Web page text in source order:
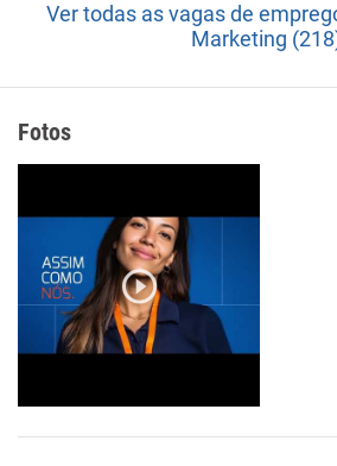
Ver todas as vagas de
Marketing
Fotos